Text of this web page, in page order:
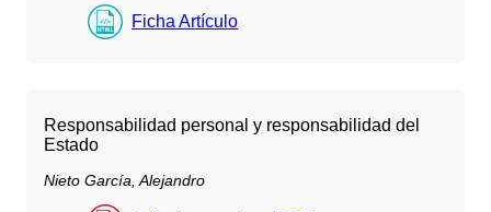
Ficha Artículo
Responsabilidad personal y responsabilidad del
Estado
Nieto García, Alejandro